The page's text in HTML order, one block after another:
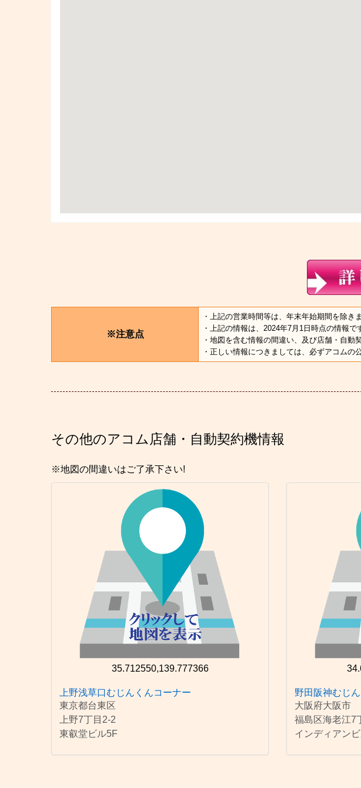
※注意点
・上記の営業時間等は、年末年始期間を除きま
・上記の情報は、2024年7月1日時点の情報で
・地図を含む情報の間違い、及び店舗・自動
・正しい情報につきましては、必ずアコムの
その他のアコム店舗・自動契約機情報
※地図の間違いはご了承下さい!
35.712550,139.777366
上野浅草口むじんくんコーナー
東京都台東区
上野7丁目2-2
東叡堂ビル5F
野田阪神むじ
大阪府大阪市
福島区海老江7
インディアン